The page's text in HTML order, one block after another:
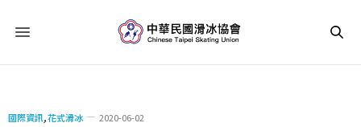
國際資訊,花式滑冰 2020-06-02